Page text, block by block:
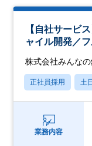
【自社サービ
ャイル開発／
株式会社みんな
正社員採用 土
業務内容